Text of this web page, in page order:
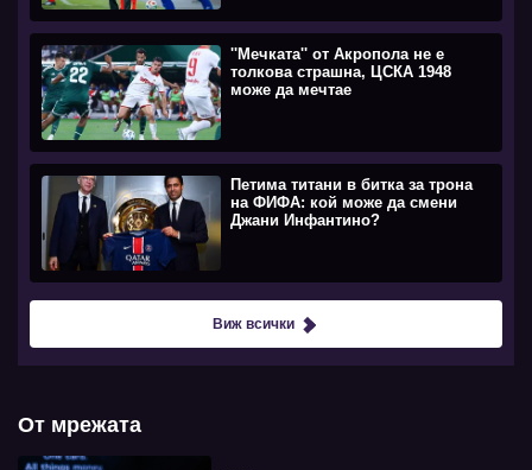
''Мечката'' от Акропола не е
толкова страшна, ЦСКА 1948
може да мечтае
Петима титани в битка за трона
на ФИФА: кой може да смени
Джани Инфантино?
Виж всички
От мрежата